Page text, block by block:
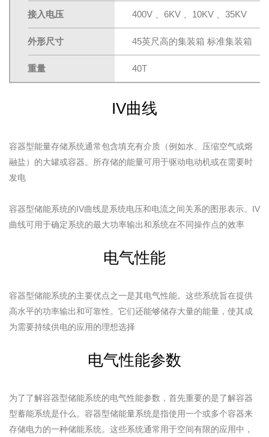
接入电压 400V 、6KV 、10KV 、35KV
外形尺寸 45英尺高的集装箱 标准集装箱
重量 40T
IV曲线
容器型能量存储系统通常包含填充有介质（例如水、压缩空气或熔
融盐）的大罐或容器。所存储的能量可用于驱动电动机或在需要时
发电
容器型储能系统的IV曲线是系统电压和电流之间关系的图形表示。IV
曲线可用于确定系统的最大功率输出和系统在不同操作点的效率
电气性能
容器型储能系统的主要优点之一是其电气性能。这些系统旨在提供
高水平的功率输出和可靠性。它们还能够储存大量的能量，使其成
为需要持续供电的应用的理想选择
电气性能参数
为了了解容器型储能系统的电气性能参数，首先重要的是了解容器
型蓄能系统是什么。容器型储能量系统是指使用一个或多个容器来
存储电力的一种储能系统。这些系统通常用于空间有限的应用中，